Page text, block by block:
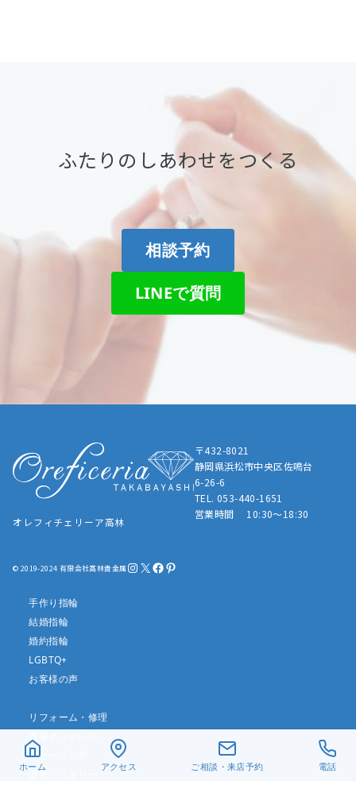
ふたりのしあわせをつくる
相談予約
LINEで質問
オレフィチェリーア高林
〒432-8021
静岡県浜松市中央区佐鳴台
6-26-6
TEL. 053-440-1651
営業時間 10:30～18:30
© 2019-2024 有限会社髙林貴金属InstagramX Facebook Pinterest
手作り指輪
結婚指輪
婚約指輪
LGBTQ+
お客様の声
リフォーム・修理
真珠ネックレス
ベビーリング
遺骨ジュエリー
ホーム アクセス ご相談・来店予約 電話